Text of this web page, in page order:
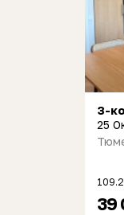
3-
25
39